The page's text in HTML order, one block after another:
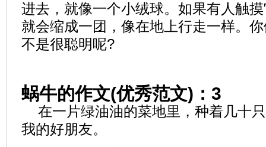
进去，就像一个小绒球。如果有人触
就会缩成一团，像在地上行走一样。
不是很聪明呢?
蜗牛的作文(优秀范文)：3
在一片绿油油的菜地里，种着几十
我的好朋友。